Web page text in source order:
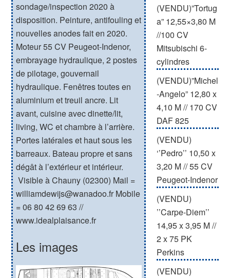
sondage/inspection 2020 à
disposition. Peinture, antifouling et
nouvelles anodes fait en 2020.
Moteur 55 CV Peugeot-Indenor,
embrayage hydraulique, 2 postes
de pilotage, gouvernail
hydraulique. Fenêtres toutes en
aluminium et treuil ancre. Lit
avant, cuisine avec dinette/lit,
living, WC et chambre à l’arrière.
Portes latérales et haut sous les
barreaux. Bateau propre et sans
dégât à l’extérieur et intérieur.
Visible à Chauny (02300) Mail =
williamdewijs@wanadoo.frMobile
= 06 80 42 69 63 //
www.idealplaisance.fr
Les images
(VENDU)”Tortug
a” 12,55×3,80 M
//100 CV
Mitsubischi 6-
cylindres
(VENDU)”Michel
-Angelo” 12,80 x
4,10 M // 170 CV
DAF 825
(VENDU)
‘’Pedro’’ 10,50 x
3,20 M // 55 CV
Peugeot-Indenor
(VENDU)
’’Carpe-Diem’’
14,95 x 3,95 M //
2 x 75 PK
Perkins
(VENDU)